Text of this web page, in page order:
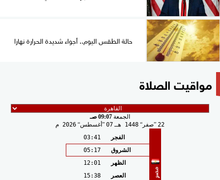
حالة الطقس اليوم.. أجواء شديدة الحرارة نهارا
مواقيت الصلاة
الجمعة 09:07 صـ
22 صفر 1448 هـ 07 أغسطس 2026 م
مصر
الفجر
03:41
الشروق
05:17
الظهر
12:01
العصر
15:38